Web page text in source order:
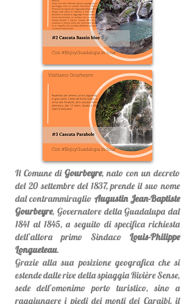
Il Comune di Gourbeyre, nato con un decreto
del 20 settembre del 1837, prende il suo nome
dal contrammiraglio Augustin Jean-Baptiste
Gourbeyre, Governatore della Guadalupa dal
1841 al 1845, a seguito di specifica richiesta
dell’allora primo Sindaco Louis-Philippe
Longueteau.
Grazie alla sua posizione geografica che si
estende dalle rive della spiaggia Rivière Sense,
sede dell’omonimo porto turistico, sino a
raggiungere i piedi dei monti dei Caraibi, il